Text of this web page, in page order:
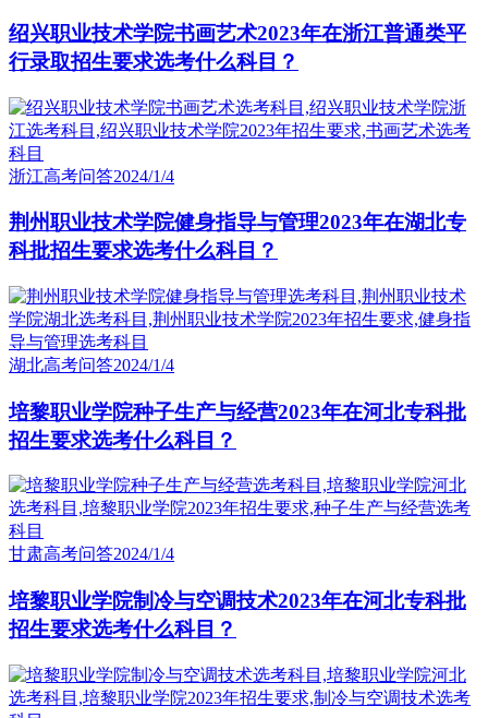
绍兴职业技术学院书画艺术2023年在浙江普通类平
行录取招生要求选考什么科目？
浙江高考问答2024/1/4
荆州职业技术学院健身指导与管理2023年在湖北专
科批招生要求选考什么科目？
湖北高考问答2024/1/4
培黎职业学院种子生产与经营2023年在河北专科批
招生要求选考什么科目？
甘肃高考问答2024/1/4
培黎职业学院制冷与空调技术2023年在河北专科批
招生要求选考什么科目？